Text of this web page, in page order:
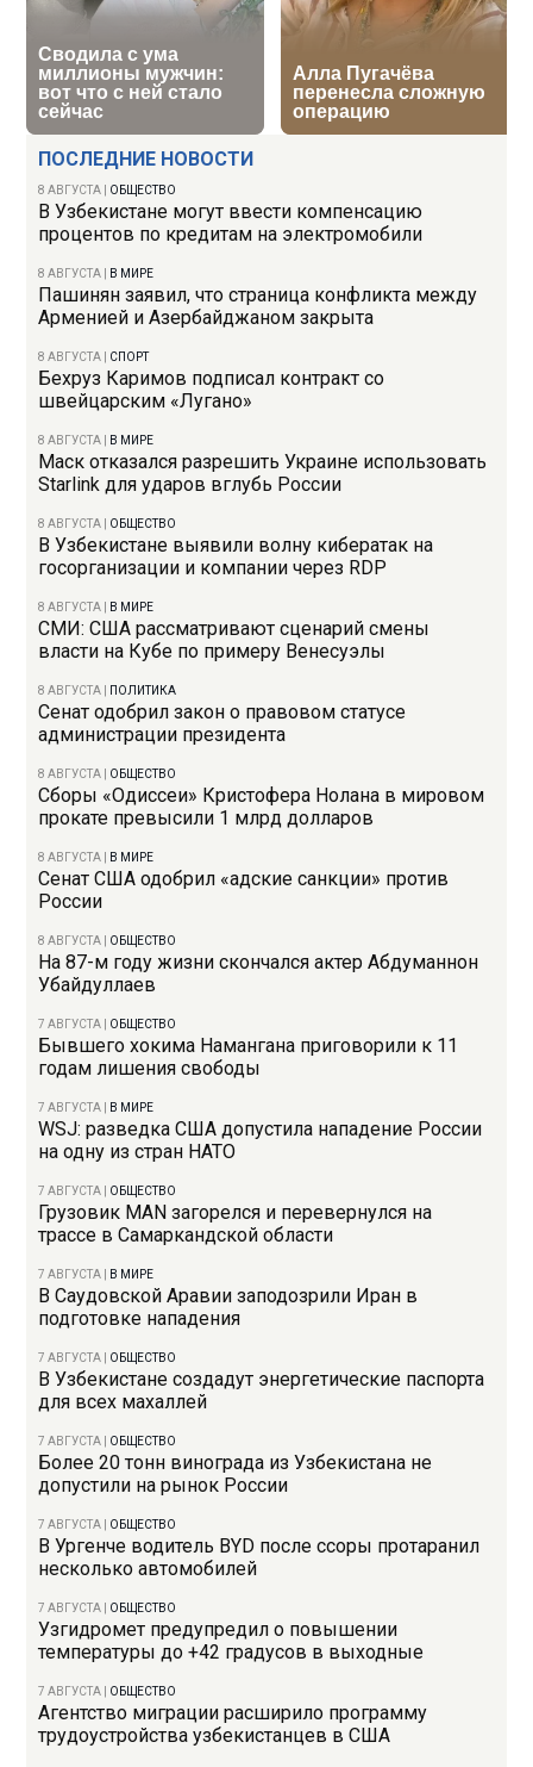
ПОСЛЕДНИЕ НОВОСТИ
8 АВГУСТА ОБЩЕСТВО
В Узбекистане могут ввести компенсацию
процентов по кредитам на электромобили
8 АВГУСТА В МИРЕ
Пашинян заявил, что страница конфликта между
Арменией и Азербайджаном закрыта
8 АВГУСТА СПОРТ
Бехруз Каримов подписал контракт со
швейцарским «Лугано»
8 АВГУСТА В МИРЕ
Маск отказался разрешить Украине использовать
Starlink для ударов вглубь России
8 АВГУСТА ОБЩЕСТВО
В Узбекистане выявили волну кибератак на
госорганизации и компании через RDP
8 АВГУСТА В МИРЕ
СМИ: США рассматривают сценарий смены
власти на Кубе по примеру Венесуэлы
8 АВГУСТА ПОЛИТИКА
Сенат одобрил закон о правовом статусе
администрации президента
8 АВГУСТА ОБЩЕСТВО
Сборы «Одиссеи» Кристофера Нолана в мировом
прокате превысили 1 млрд долларов
8 АВГУСТА В МИРЕ
Сенат США одобрил «адские санкции» против
России
8 АВГУСТА ОБЩЕСТВО
На 87-м году жизни скончался актер Абдуманнон
Убайдуллаев
7 АВГУСТА ОБЩЕСТВО
Бывшего хокима Намангана приговорили к 11
годам лишения свободы
7 АВГУСТА В МИРЕ
WSJ: разведка США допустила нападение России
на одну из стран НАТО
7 АВГУСТА ОБЩЕСТВО
Грузовик MAN загорелся и перевернулся на
трассе в Самаркандской области
7 АВГУСТА В МИРЕ
В Саудовской Аравии заподозрили Иран в
подготовке нападения
7 АВГУСТА ОБЩЕСТВО
В Узбекистане создадут энергетические паспорта
для всех махаллей
7 АВГУСТА ОБЩЕСТВО
Более 20 тонн винограда из Узбекистана не
допустили на рынок России
7 АВГУСТА ОБЩЕСТВО
В Ургенче водитель BYD после ссоры протаранил
несколько автомобилей
7 АВГУСТА ОБЩЕСТВО
Узгидромет предупредил о повышении
температуры до +42 градусов в выходные
7 АВГУСТА ОБЩЕСТВО
Агентство миграции расширило программу
трудоустройства узбекистанцев в США